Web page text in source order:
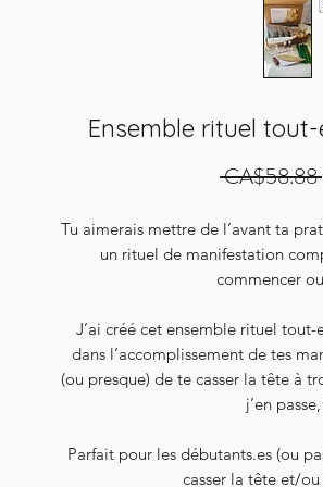
Ensemble rituel
CA$58.88
Tu aimerais mettre de l’avant ta
un rituel de manifestation
commencer
J’ai créé cet ensemble rituel
dans l’accomplissement de tes
(ou presque) de te casser la tête à
j’en
Parfait pour les débutants.es (ou
casser la tête et/